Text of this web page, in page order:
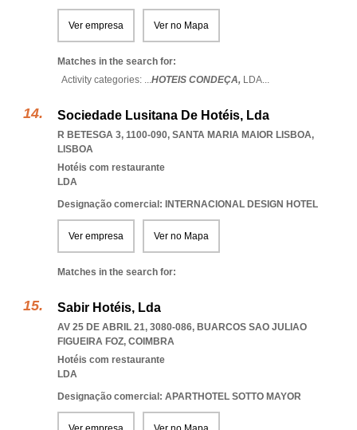
Ver empresa Ver no Mapa
Matches in the search for:
Activity categories: ...HOTEIS CONDEÇA, LDA...
Sociedade Lusitana De Hotéis, Lda
R BETESGA 3, 1100-090, SANTA MARIA MAIOR LISBOA,
LISBOA
Hotéis com restaurante
LDA
Designação comercial: INTERNACIONAL DESIGN HOTEL
Ver empresa Ver no Mapa
Matches in the search for:
Sabir Hotéis, Lda
AV 25 DE ABRIL 21, 3080-086, BUARCOS SAO JULIAO
FIGUEIRA FOZ, COIMBRA
Hotéis com restaurante
LDA
Designação comercial: APARTHOTEL SOTTO MAYOR